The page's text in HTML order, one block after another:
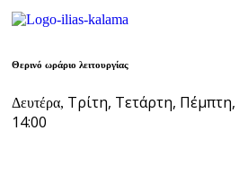
Θερινό ωράριο λειτουργίας
Δευτέρα, Τρίτη, Τετάρτη,
14:00